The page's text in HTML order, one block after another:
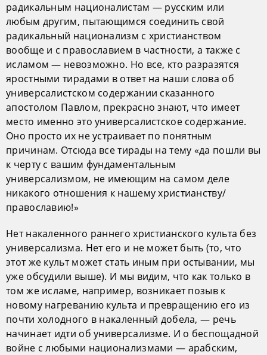
радикальным националистам — русским или
любым другим, пытающимся соединить свой
радикальный национализм с христианством
вообще и с православием в частности, а также с
исламом — невозможно. Но все, кто разразятся
яростными тирадами в ответ на наши слова об
универсалистском содержании сказанного
апостолом Павлом, прекрасно знают, что имеет
место именно это универсалистское содержание.
Оно просто их не устраивает по понятным
причинам. Отсюда все тирады на тему «да пошли вы
к черту с вашим фундаментальным
универсализмом, не имеющим на самом деле
никакого отношения к нашему христианству/
православию!»
Нет накаленного раннего христианского культа без
универсализма. Нет его и не может быть (то, что
этот же культ может стать иным при остывании, мы
уже обсудили выше). И мы видим, что как только в
том же исламе, например, возникает позыв к
новому нагреванию культа и превращению его из
почти холодного в накаленный добела, — речь
начинает идти об универсализме. И о беспощадной
войне с любыми национализмами — арабским,